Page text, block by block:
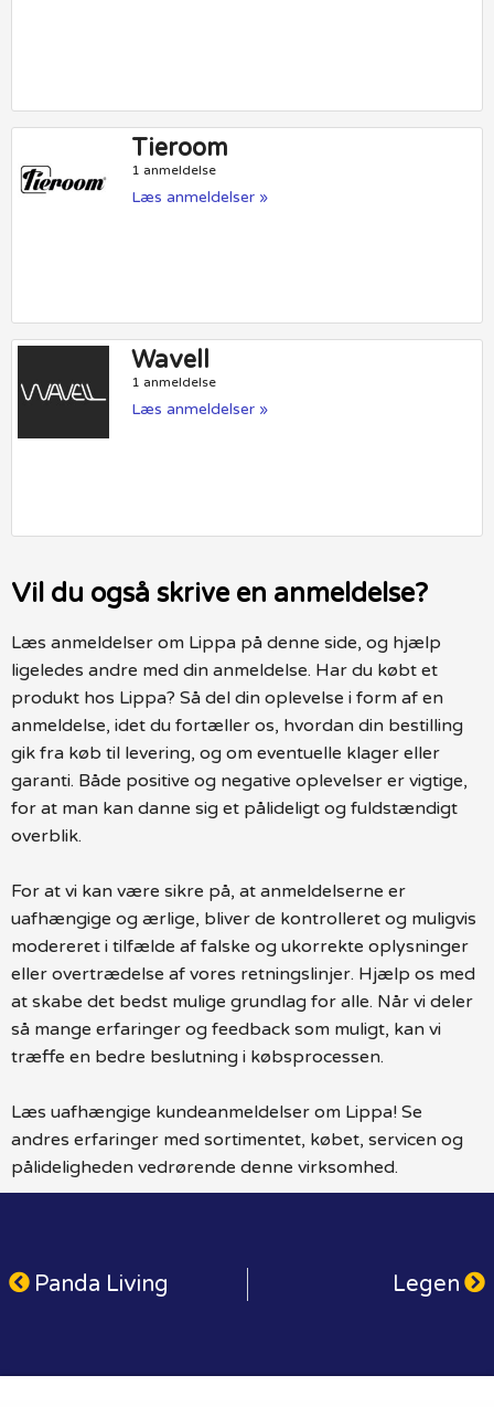
Tieroom
1 anmeldelse
Læs anmeldelser »
Wavell
1 anmeldelse
Læs anmeldelser »
Vil du også skrive en anmeldelse?
Læs anmeldelser om Lippa på denne side, og hjælp
ligeledes andre med din anmeldelse. Har du købt et
produkt hos Lippa? Så del din oplevelse i form af en
anmeldelse, idet du fortæller os, hvordan din bestilling
gik fra køb til levering, og om eventuelle klager eller
garanti. Både positive og negative oplevelser er vigtige,
for at man kan danne sig et pålideligt og fuldstændigt
overblik.
For at vi kan være sikre på, at anmeldelserne er
uafhængige og ærlige, bliver de kontrolleret og muligvis
modereret i tilfælde af falske og ukorrekte oplysninger
eller overtrædelse af vores retningslinjer. Hjælp os med
at skabe det bedst mulige grundlag for alle. Når vi deler
så mange erfaringer og feedback som muligt, kan vi
træffe en bedre beslutning i købsprocessen.
Læs uafhængige kundeanmeldelser om Lippa! Se
andres erfaringer med sortimentet, købet, servicen og
pålideligheden vedrørende denne virksomhed.
Panda Living Legen